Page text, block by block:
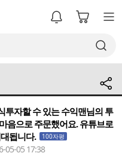
투자할 수 있는 수익맨님의 투
음으로 주문했어요. 유튜브로
됩니다.
100자평
05-05 17:38